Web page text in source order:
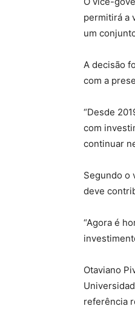
permitirá a
um
A decisão
com a
“Desde
com
continuar
Segundo o
deve
“Agora é
Otaviano
referência